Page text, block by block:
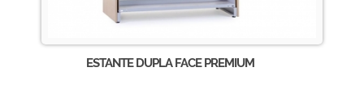
ESTANTE DUPLA FACE PREMIUM